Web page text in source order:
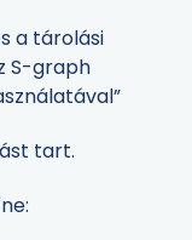
a tárolási
S-graph
tart.